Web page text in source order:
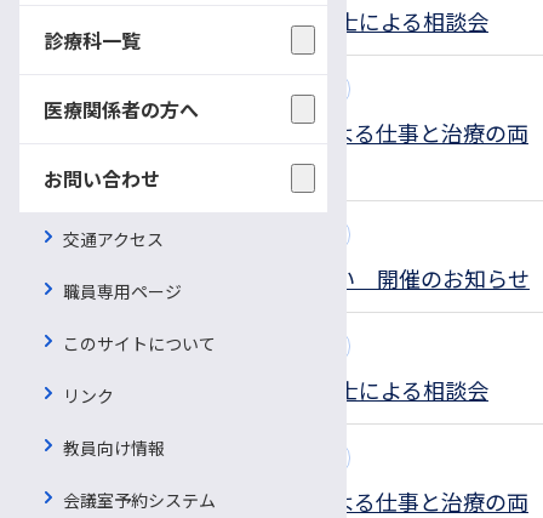
6/23，7/28，8/25 社会保険労務士による相談会
長野産業保健総合支援センターによる仕事と治療の両
立支援相談会
2022.05.02 患者さん向けの相談会・教室
オンラインひまわりサロン語り合い 開催のお知らせ
2022.05.02 患者さん向けの相談会・教室
5/19，6/23，7/28 社会保険労務士による相談会
2022.05.02 患者さん向けの相談会・教室
長野産業保健総合支援センターによる仕事と治療の両
診療科一覧
医療関係者の方へ
お問い合わせ
交通アクセス
職員専用ページ
このサイトについて
リンク
教員向け情報
会議室予約システム